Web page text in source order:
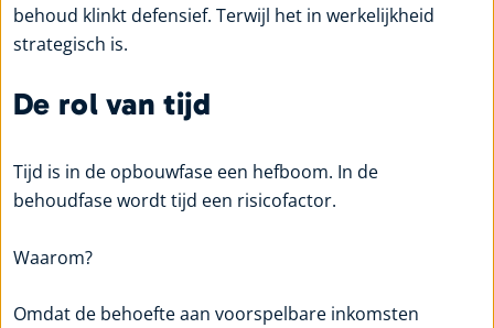
behoud klinkt defensief. Terwijl het in werkelijkheid
strategisch is.
De rol van tijd
Tijd is in de opbouwfase een hefboom. In de
behoudfase wordt tijd een risicofactor.
Waarom?
Omdat de behoefte aan voorspelbare inkomsten